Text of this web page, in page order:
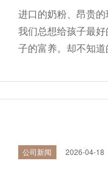
进口的奶粉、昂贵
我们总想给孩子最
子的富养。却不知
孩...
公司新闻 2026-04-18